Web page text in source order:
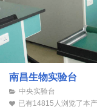
南昌生物实验台
中央实验台
已有14815人浏览了本